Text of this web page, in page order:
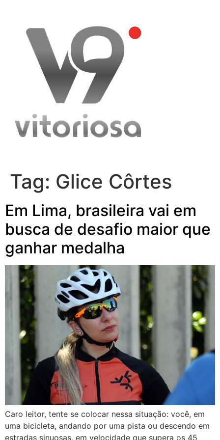
content
Tag: Glice Côrtes
Em Lima, brasileira vai em
busca de desafio maior que
ganhar medalha
Caro leitor, tente se colocar nessa situação: você, em
uma bicicleta, andando por uma pista ou descendo em
estradas sinuosas, em velocidade que supera os 45